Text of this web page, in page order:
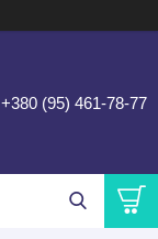
+380 (95) 461-78-77